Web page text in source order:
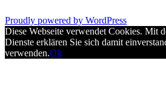
Proudly powered by WordPress
Diese Webseite verwendet Cookies. Mit
Dienste erklären Sie sich damit
verwenden.Ok